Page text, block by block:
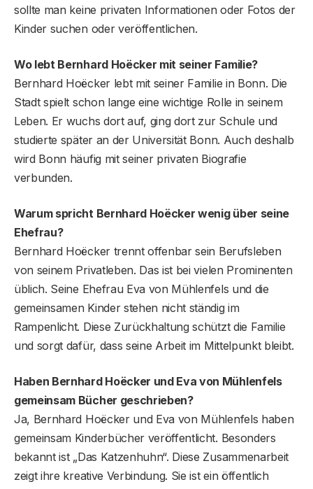
sollte man keine privaten Informationen oder Fotos der
Kinder suchen oder veröffentlichen.
Wo lebt Bernhard Hoëcker mit seiner Familie?
Bernhard Hoëcker lebt mit seiner Familie in Bonn. Die
Stadt spielt schon lange eine wichtige Rolle in seinem
Leben. Er wuchs dort auf, ging dort zur Schule und
studierte später an der Universität Bonn. Auch deshalb
wird Bonn häufig mit seiner privaten Biografie
verbunden.
Warum spricht Bernhard Hoëcker wenig über seine
Ehefrau?
Bernhard Hoëcker trennt offenbar sein Berufsleben
von seinem Privatleben. Das ist bei vielen Prominenten
üblich. Seine Ehefrau Eva von Mühlenfels und die
gemeinsamen Kinder stehen nicht ständig im
Rampenlicht. Diese Zurückhaltung schützt die Familie
und sorgt dafür, dass seine Arbeit im Mittelpunkt bleibt.
Haben Bernhard Hoëcker und Eva von Mühlenfels
gemeinsam Bücher geschrieben?
Ja, Bernhard Hoëcker und Eva von Mühlenfels haben
gemeinsam Kinderbücher veröffentlicht. Besonders
bekannt ist „Das Katzenhuhn“. Diese Zusammenarbeit
zeigt ihre kreative Verbindung. Sie ist ein öffentlich